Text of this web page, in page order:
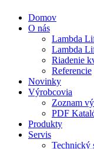
Domov
O nás
Lambda
Lambda
Riadenie
Referencie
Novinky
Výrobcovia
Zoznam
PDF
Produkty
Servis
Technický